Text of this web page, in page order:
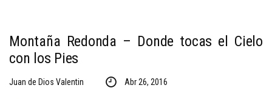
Montaña Redonda – Donde tocas el Cielo
con los Pies
Juan de Dios Valentin Abr 26, 2016